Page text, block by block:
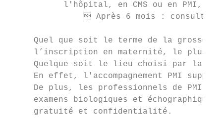
           l'hôpital, en CMS ou en PMI,
 Après 6 mois :
Quel que soit le terme de la
l’inscription en maternité, le plus
Quelque soit le lieu choisi par la
En effet, l'accompagnement PMI
De plus, les professionnels de PMI
examens biologiques et
     gratuité et confidentialité.